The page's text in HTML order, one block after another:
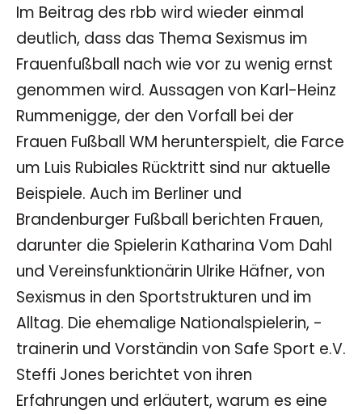
Im Beitrag des rbb wird wieder einmal
deutlich, dass das Thema Sexismus im
Frauenfußball nach wie vor zu wenig ernst
genommen wird. Aussagen von Karl-Heinz
Rummenigge, der den Vorfall bei der
Frauen Fußball WM herunterspielt, die Farce
um Luis Rubiales Rücktritt sind nur aktuelle
Beispiele. Auch im Berliner und
Brandenburger Fußball berichten Frauen,
darunter die Spielerin Katharina Vom Dahl
und Vereinsfunktionärin Ulrike Häfner, von
Sexismus in den Sportstrukturen und im
Alltag. Die ehemalige Nationalspielerin, -
trainerin und Vorständin von Safe Sport e.V.
Steffi Jones berichtet von ihren
Erfahrungen und erläutert, warum es eine